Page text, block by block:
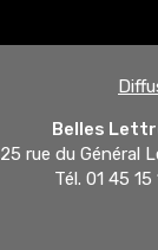
Belles
25 rue du Général
Tél. 01 45